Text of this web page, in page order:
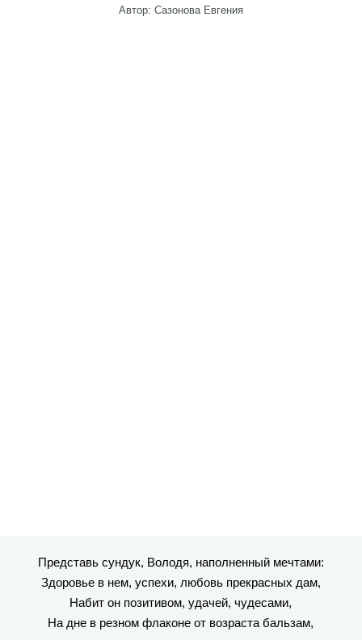
Автор: Сазонова Евгения
Представь сундук, Володя, наполненный мечтами:
Здоровье в нем, успехи, любовь прекрасных дам,
Набит он позитивом, удачей, чудесами,
На дне в резном флаконе от возраста бальзам,